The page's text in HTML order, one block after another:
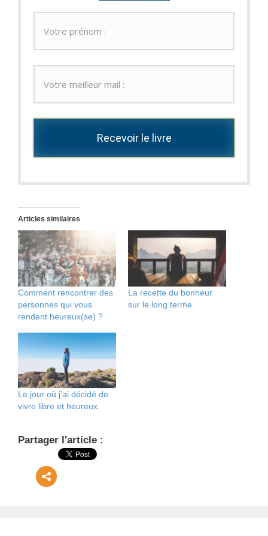
Recevoir le livre
Articles similaires
Comment rencontrer des
personnes qui vous
rendent heureux(se) ?
La recette du bonheur
sur le long terme
Le jour où j’ai décidé de
vivre libre et heureux.
Partager l'article :